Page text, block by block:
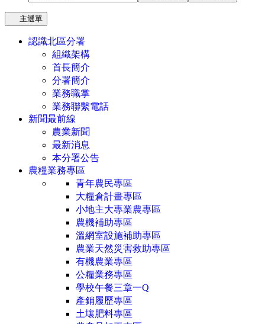
主選單
認識北區分署
組織架構
首長簡介
分署簡介
業務職掌
業務聯繫電話
新聞最前線
農業新聞
最新消息
本分署公告
農糧業務專區
青年農民專區
大糧倉計畫專區
小地主大專業農專區
農機補助專區
溫網室設施補助專區
農業天然災害救助專區
有機農業專區
公糧業務專區
學校午餐三章一Q
產銷履歷專區
土壤肥料專區